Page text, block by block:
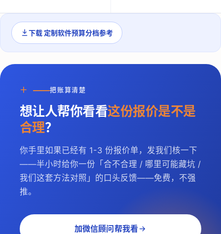
下载 定制软件预算分档参考
＋ 把账算清楚
想让人帮你看看这份报价是不是
合理？
你手里如果已经有 1-3 份报价单，发我们核一下
——半小时给你一份「合不合理 / 哪里可能藏坑 /
我们这套方法对照」的口头反馈——免费，不强
推。
加微信顾问帮我看